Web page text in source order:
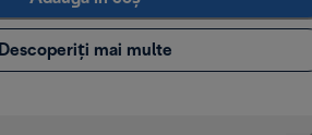
Descoperiți mai multe